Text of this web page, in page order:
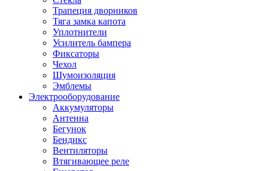
Трапеция дворников
Тяга замка капота
Уплотнители
Усилитель бампера
Фиксаторы
Чехол
Шумоизоляция
Эмблемы
Электрооборудование
Аккумуляторы
Антенна
Бегунок
Бендикс
Вентиляторы
Втягивающее реле